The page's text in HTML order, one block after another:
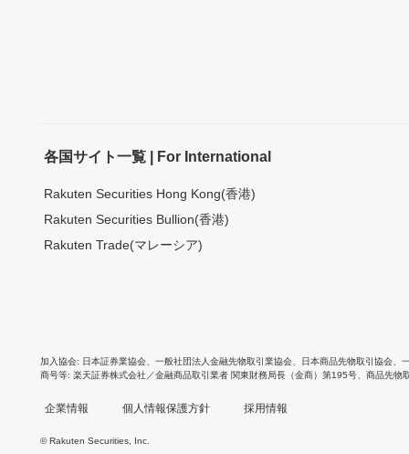
各国サイト一覧 | For International
Rakuten Securities Hong Kong(香港)
Rakuten Securities Bullion(香港)
Rakuten Trade(マレーシア)
加入協会 日本証券業協会 一般社団法人金融先物取引業協会 日本商品先物取引協会
商号等 楽天証券株式会社／金融商品取引業者 関東財務局長（金商）第195号、商品先物
企業情報 個人情報保護方針 採用情報
© Rakuten Securities, Inc.